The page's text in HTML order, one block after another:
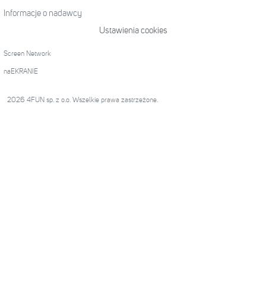
Informacje o nadawcy
Ustawienia cookies
Screen Network
naEKRANIE
2026 4FUN sp. z o.o. Wszelkie prawa zastrzeżone.